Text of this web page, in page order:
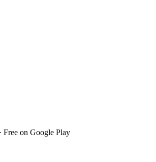
Free on Google Play